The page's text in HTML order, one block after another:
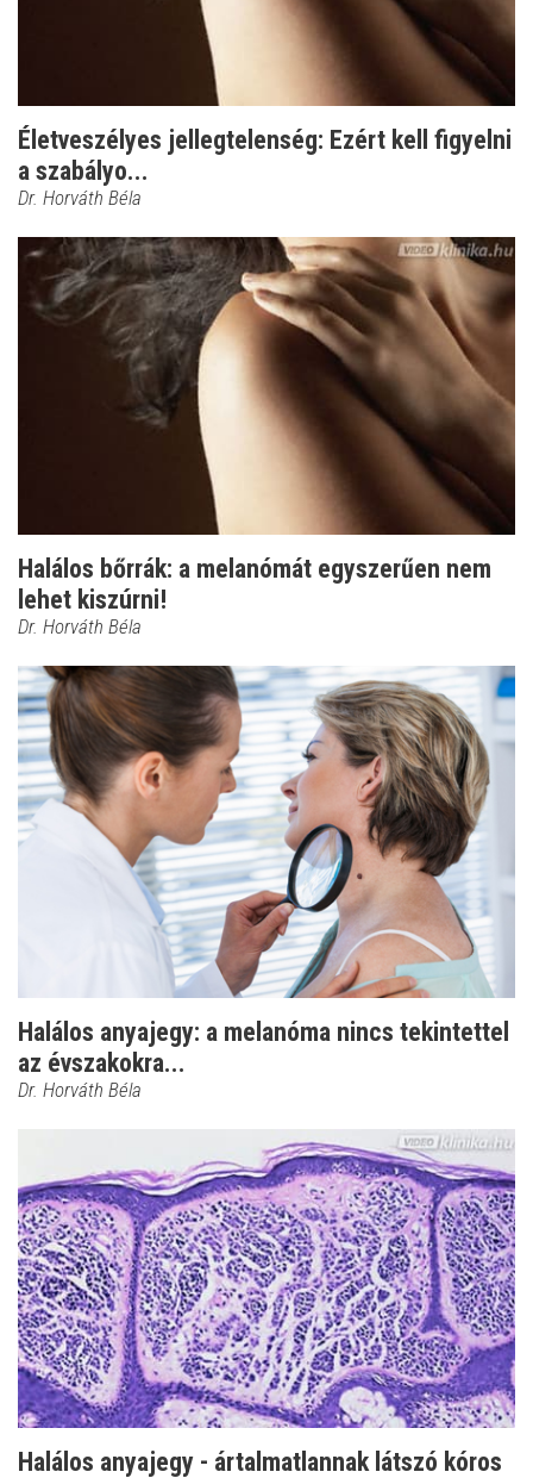
Életveszélyes jellegtelenség: Ezért kell figyelni
a szabályo...
Dr. Horváth Béla
Halálos bőrrák: a melanómát egyszerűen nem
lehet kiszúrni!
Dr. Horváth Béla
Halálos anyajegy: a melanóma nincs tekintettel
az évszakokra...
Dr. Horváth Béla
Halálos anyajegy - ártalmatlannak látszó kóros